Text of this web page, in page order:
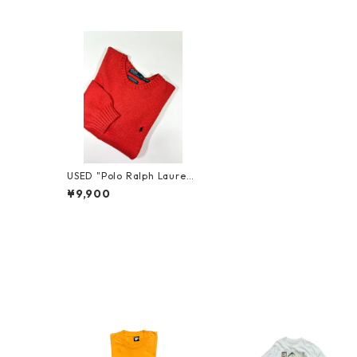
USED "Polo Ralph Lauren"
COTTON KNIT
¥9,900